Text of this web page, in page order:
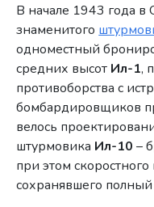
В начале 1943 года
знаменитого
одноместный
средних высот Ил-1,
противоборства с
бомбардировщиков
велось
штурмовика Ил-10 –
при этом
сохранявшего